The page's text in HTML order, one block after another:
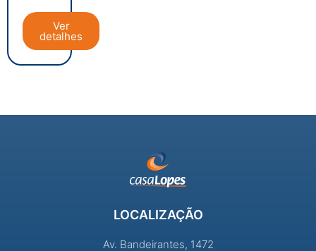
Ver
detalhes
LOCALIZAÇÃO
Av. Bandeirantes, 1472